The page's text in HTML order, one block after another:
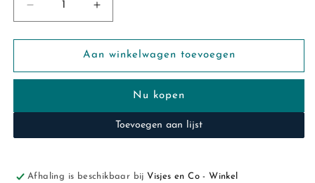
Aantal
verlagen
voor
way
loose
Aantal
verhogen
voor
No
way
loose
Aan winkelwagen toevoegen
Nu kopen
Toevoegen aan lijst
Afhaling is beschikbaar bijVisjes en Co - Winkel